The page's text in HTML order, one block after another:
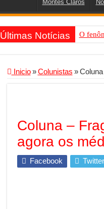
Montes Claros
Últimas Notícias O
Mais
PF e
De
Inicio » Colunistas »
Coluna –
agora os
Facebook Twitter